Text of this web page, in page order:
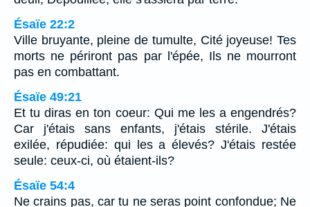
Ésaïe 22:2
Ville bruyante, pleine de tumulte, Cité joyeuse! Tes
morts ne périront pas par l'épée, Ils ne mourront
pas en combattant.
Ésaïe 49:21
Et tu diras en ton coeur: Qui me les a engendrés?
Car j'étais sans enfants, j'étais stérile. J'étais
exilée, répudiée: qui les a élevés? J'étais restée
seule: ceux-ci, où étaient-ils?
Ésaïe 54:4
Ne crains pas, car tu ne seras point confondue; Ne